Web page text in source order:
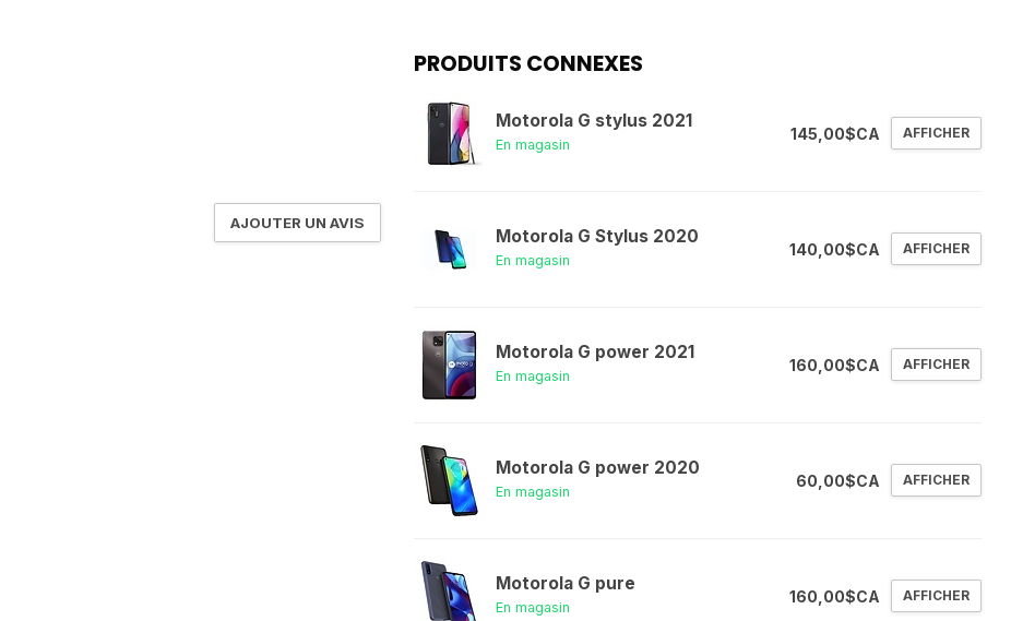
AJOUTER UN AVIS
PRODUITS CONNEXES
Motorola G stylus 2021
En magasin
145,00$CA AFFICHER
Motorola G Stylus 2020
En magasin
140,00$CA AFFICHER
Motorola G power 2021
En magasin
160,00$CA AFFICHER
Motorola G power 2020
En magasin
60,00$CA AFFICHER
Motorola G pure
En magasin
160,00$CA AFFICHER